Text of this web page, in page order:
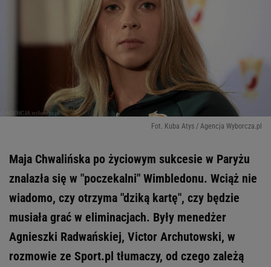
Fot. Kuba Atys / Agencja Wyborcza.pl
Maja Chwalińska po życiowym sukcesie w Paryżu
znalazła się w "poczekalni" Wimbledonu. Wciąż nie
wiadomo, czy otrzyma "dziką kartę", czy będzie
musiała grać w eliminacjach. Były menedżer
Agnieszki Radwańskiej, Victor Archutowski, w
rozmowie ze Sport.pl tłumaczy, od czego zależą